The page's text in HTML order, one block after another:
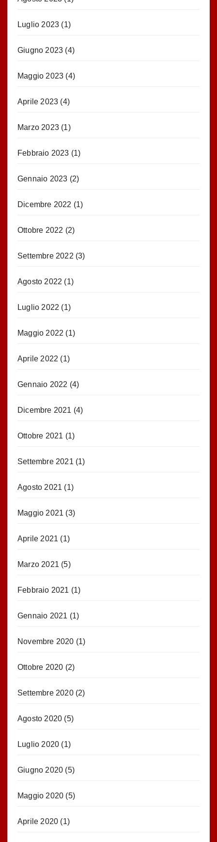
Luglio 2023 (1)
Giugno 2023 (4)
Maggio 2023 (4)
Aprile 2023 (4)
Marzo 2023 (1)
Febbraio 2023 (1)
Gennaio 2023 (2)
Dicembre 2022 (1)
Ottobre 2022 (2)
Settembre 2022 (3)
Agosto 2022 (1)
Luglio 2022 (1)
Maggio 2022 (1)
Aprile 2022 (1)
Gennaio 2022 (4)
Dicembre 2021 (4)
Ottobre 2021 (1)
Settembre 2021 (1)
Agosto 2021 (1)
Maggio 2021 (3)
Aprile 2021 (1)
Marzo 2021 (5)
Febbraio 2021 (1)
Gennaio 2021 (1)
Novembre 2020 (1)
Ottobre 2020 (2)
Settembre 2020(2)
Agosto 2020 (5)
Luglio 2020 (1)
Giugno 2020 (5)
Maggio 2020 (5)
Aprile 2020 (1)